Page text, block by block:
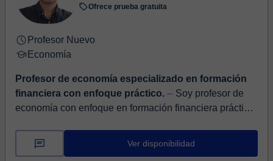
Ofrece prueba gratuita
Profesor Nuevo
Economía
Profesor de economía especializado en formación
financiera con enfoque práctico. ⏤ Soy profesor de
economía con enfoque en formación financiera práctica,
comprender de forma clara y aplica...
Ver disponibilidad